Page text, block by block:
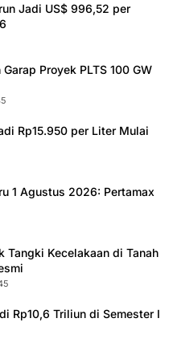
Jadi US$ 996,52 per
Proyek PLTS 100 GW
Rp15.950 per Liter Mulai
1 Agustus 2026: Pertamax
Tangki Kecelakaan di Tanah
Rp10,6 Triliun di Semester I